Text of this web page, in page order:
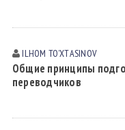
ILHOM TOʼXTАSINOV
Общие принципы
переводчиков